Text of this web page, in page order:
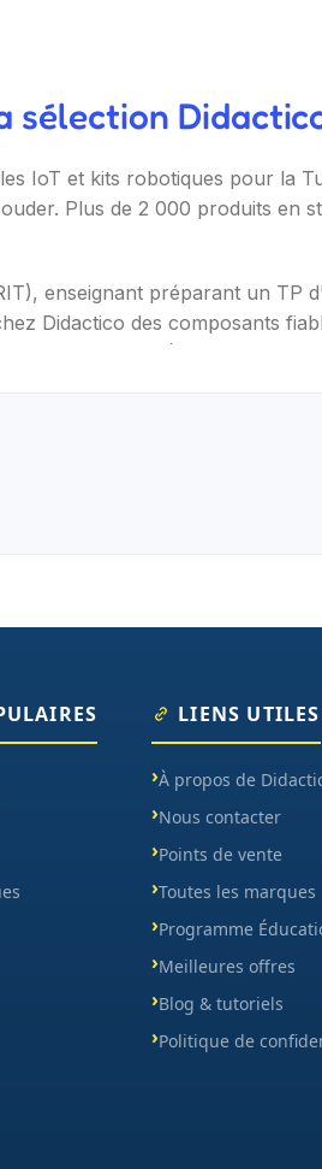
sélection
IoT et kits robotiques pour la
Plus de 2 000 produits
enseignant préparant un
Didactico des composants
Pi, ESP32), capteurs et
LIENS UTILES
À propos de
Nous contacter
Points de vente
Toutes les marques
Programme
Meilleures offres
Blog & tutoriels
Politique de